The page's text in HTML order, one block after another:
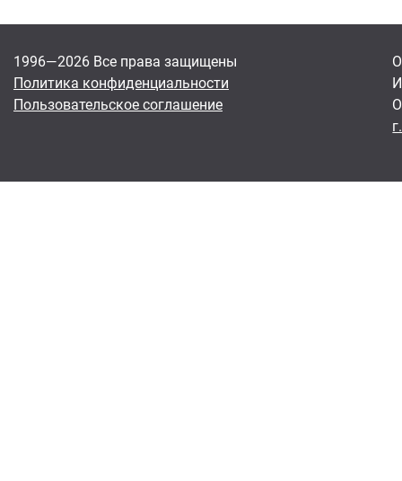
1996—2026 Все права защищены
Политика конфиденциальности
Пользовательское соглашение